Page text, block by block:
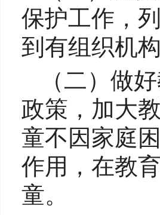
保护工作，
到有组织机
（二）做
政策，加大
童不因家庭
作用，在教
童。